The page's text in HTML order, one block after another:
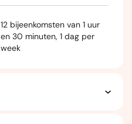
12 bijeenkomsten van 1 uur
en 30 minuten, 1 dag per
week